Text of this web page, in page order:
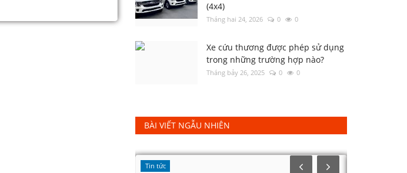
(4x4)
Tháng hai 24, 2026 0 0
Xe cứu thương được phép sử dụng
trong những trường hợp nào?
Tháng bảy 26, 2025 0 0
BÀI VIẾT NGẪU NHIÊN
Tin tức